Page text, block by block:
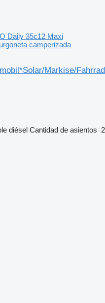
Daily 35c12 Maxi
camperizada
Markise/Fahrrad
diésel Cantidad de asientos 2